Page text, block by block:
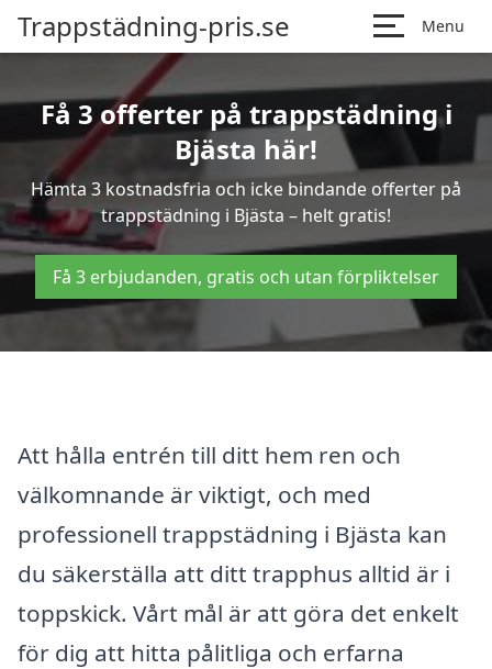
Trappstädning-pris.se Menu
Få 3 offerter på trappstädning i
Bjästa här!
Hämta 3 kostnadsfria och icke bindande offerter på
trappstädning i Bjästa – helt gratis!
Få 3 erbjudanden, gratis och utan förpliktelser
Att hålla entrén till ditt hem ren och
välkomnande är viktigt, och med
professionell trappstädning i Bjästa kan
du säkerställa att ditt trapphus alltid är i
toppskick. Vårt mål är att göra det enkelt
för dig att hitta pålitliga och erfarna